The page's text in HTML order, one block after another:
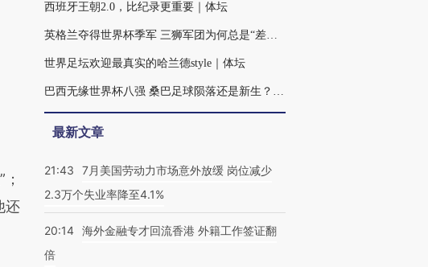
而
还
西班牙王朝2.0，比纪录更重要｜体坛
英格兰夺得世界杯季军 三狮军团为何总是“差一口气”？｜体坛
世界足坛欢迎最真实的哈兰德style｜体坛
巴西无缘世界杯八强 桑巴足球陨落还是新生？｜体坛
最新文章
21:43
7月美国劳动力市场意外放缓 岗位减少
2.3万个失业率降至4.1%
20:14 海外金融专才回流香港 外籍工作签证翻
倍